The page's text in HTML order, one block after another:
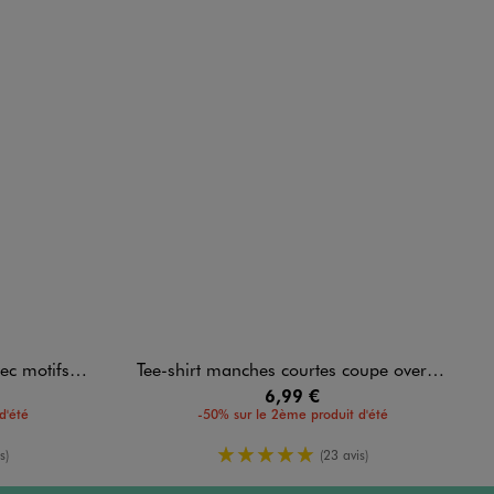
et dos fille
Tee-shirt manches courtes coupe oversize avec motif fleur fille
6,99 €
-50% sur le 2ème produit d'été
5/5 de moyenne
(23 avis)